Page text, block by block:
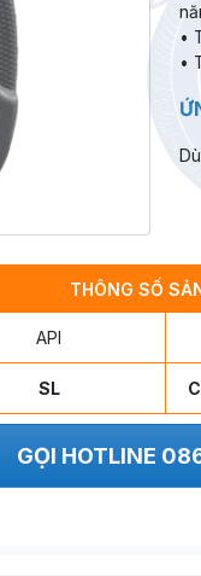
•
•
THÔNG SỐ
API
SL
GỌI HOTLINE